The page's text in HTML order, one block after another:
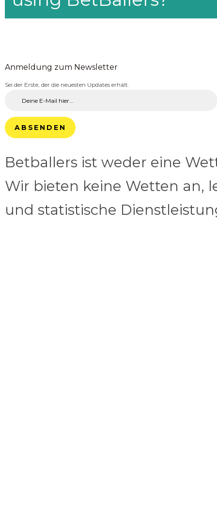
Anmeldung zum Newsletter
Sei der Erste, der die neuesten Updates erhält.
ABSENDEN
Betballers ist weder eine
Wir bieten keine Wetten an,
und statistische